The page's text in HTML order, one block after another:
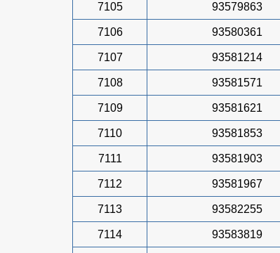
7105 93579863
7106 93580361
7107 93581214
7108 93581571
7109 93581621
7110 93581853
7111 93581903
7112 93581967
7113 93582255
7114 93583819